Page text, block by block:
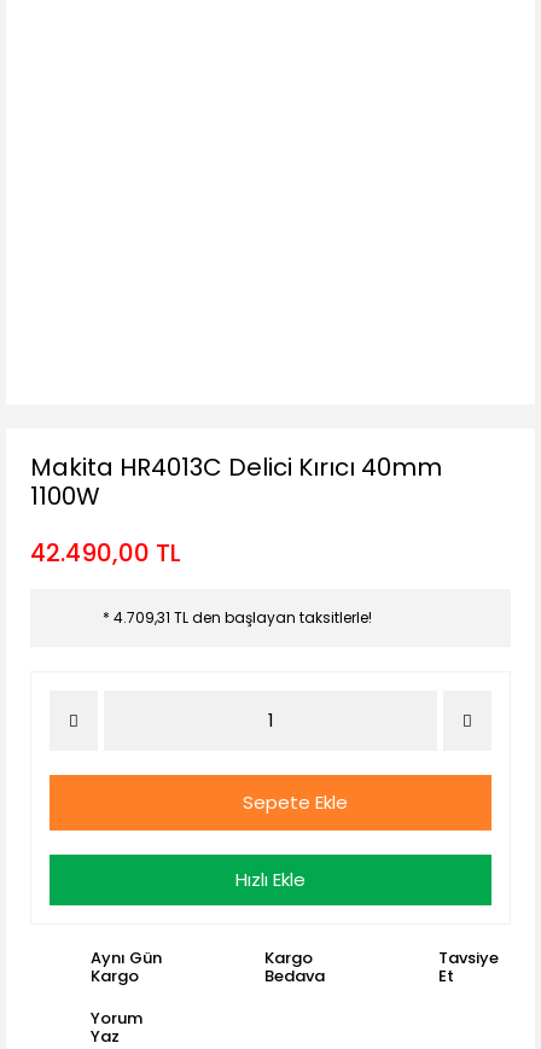
Makita HR4013C Delici Kırıcı 40mm
1100W
42.490,00 TL
* 4.709,31 TL den başlayan taksitlerle!
Sepete Ekle
Hızlı Ekle
Aynı Gün
Kargo
Kargo
Bedava
Tavsiye
Et
Yorum
Yaz